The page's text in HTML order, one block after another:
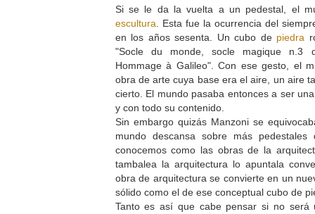
Si se le da la vuelta a un pedestal, el
escultura . Esta fue la ocurrencia del
en los años sesenta. Un cubo de piedra
"Socle du monde, socle magique n.3
Hommage à Galileo". Con ese gesto, el
obra de arte cuya base era el aire, un aire
cierto. El mundo pasaba entonces a ser
y con todo su contenido.
Sin embargo quizás Manzoni se
mundo descansa sobre más
conocemos como las obras de la
tambalea la arquitectura lo apuntala
obra de arquitectura se convierte en un
sólido como el de ese conceptual cubo de
Tanto es así que cabe pensar si no